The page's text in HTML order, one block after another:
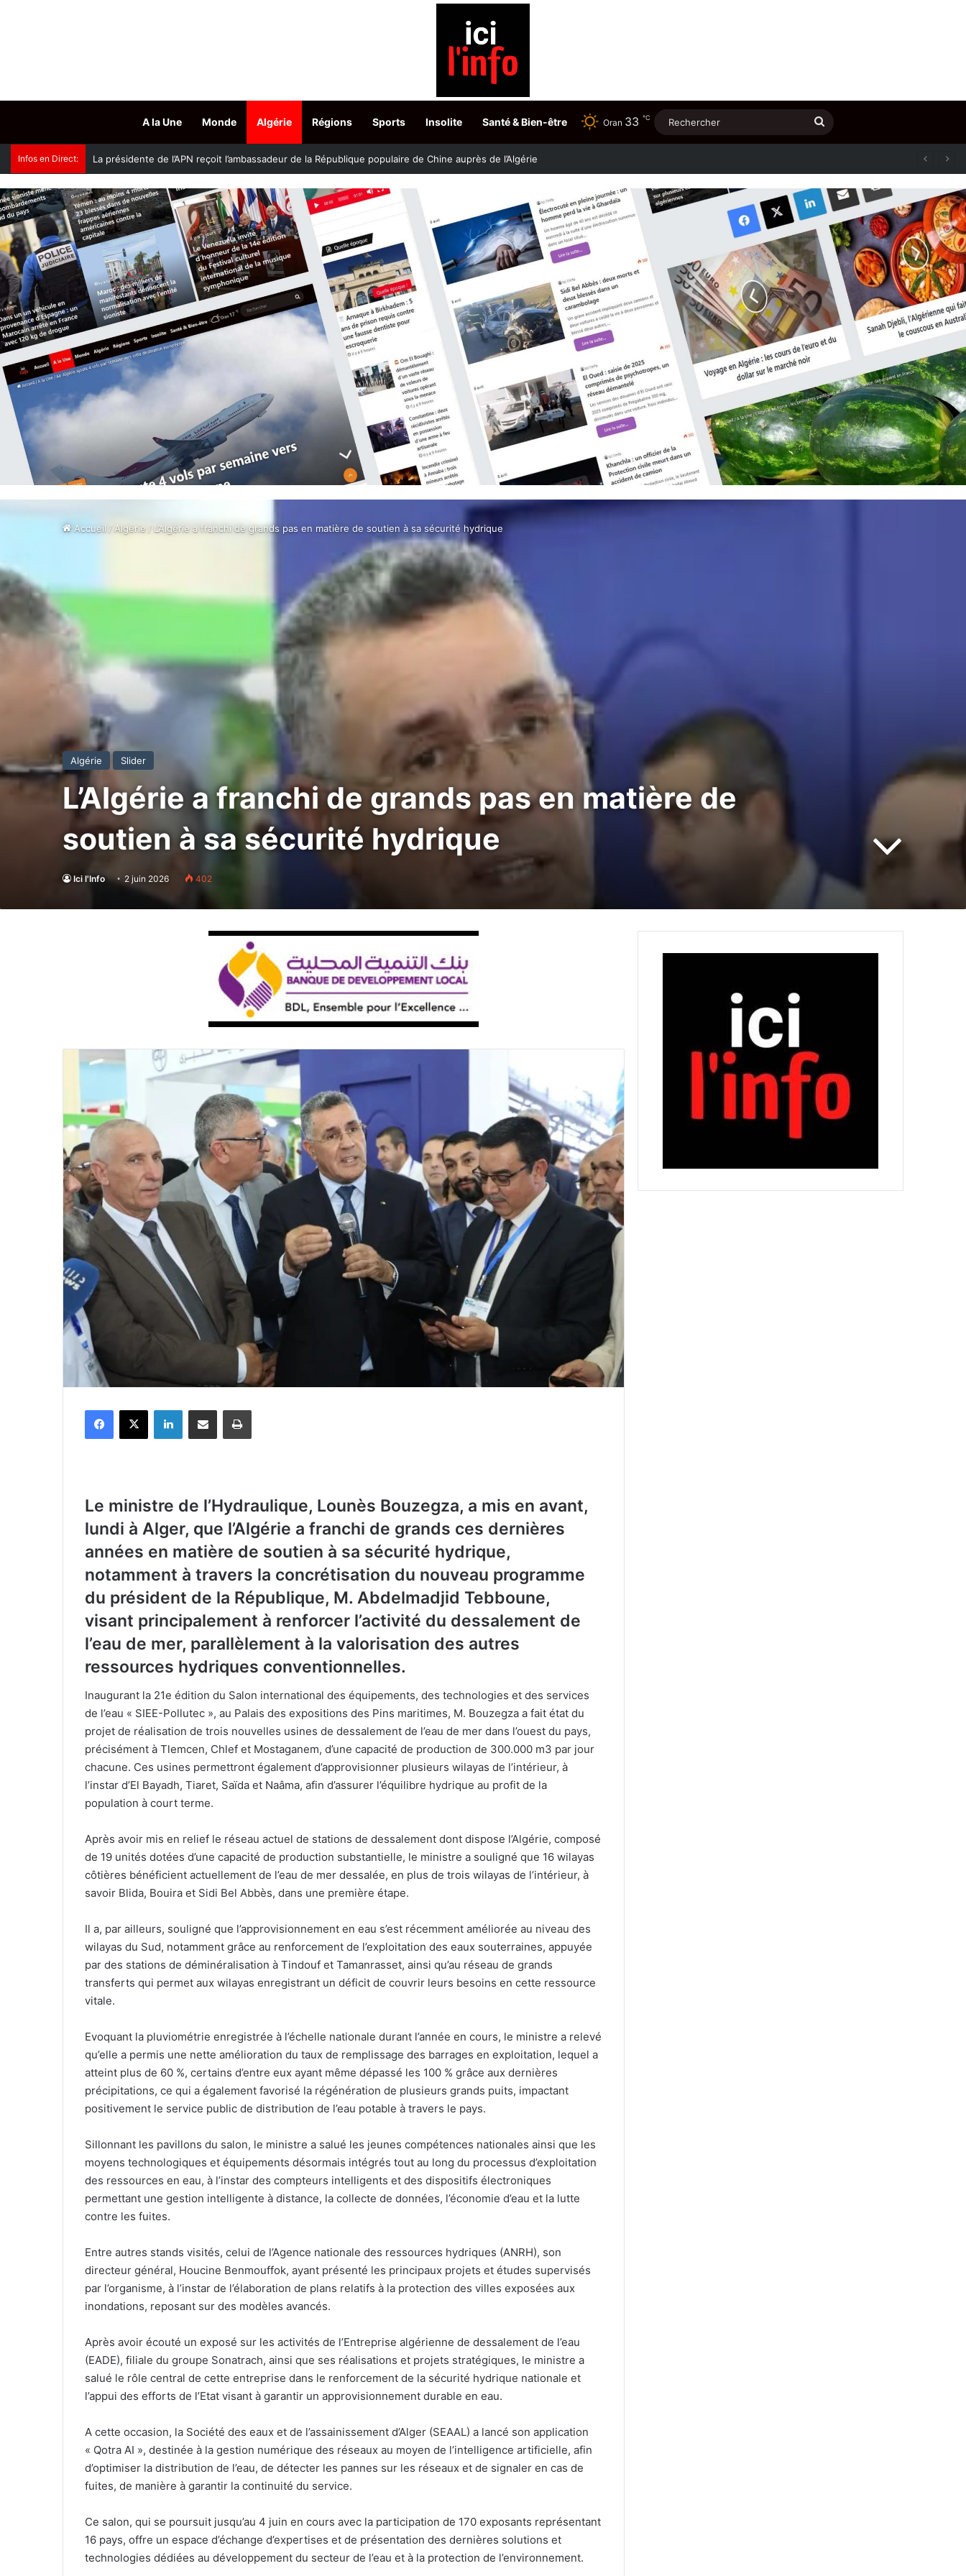
A la Une Monde Algérie Régions Sports Insolite Santé & Bien-être Oran 33 ℃ Rechercher
Infos en Direct: Accès aux grades hospitalo-universitaires : le ministère fixe les dates du choix des postes
Accueil / Algérie/L’Algérie a franchi de grands pas en matière de soutien à sa sécurité hydrique
Algérie Slider
L’Algérie a franchi de grands pas en matière de
soutien à sa sécurité hydrique
Ici l'Info 2 juin 2026 402
Le ministre de l’Hydraulique, Lounès Bouzegza, a mis en avant,
lundi à Alger, que l’Algérie a franchi de grands ces dernières
années en matière de soutien à sa sécurité hydrique,
notamment à travers la concrétisation du nouveau programme
du président de la République, M. Abdelmadjid Tebboune,
visant principalement à renforcer l’activité du dessalement de
l’eau de mer, parallèlement à la valorisation des autres
ressources hydriques conventionnelles.
Inaugurant la 21e édition du Salon international des équipements, des technologies et des services
de l’eau « SIEE-Pollutec », au Palais des expositions des Pins maritimes, M. Bouzegza a fait état du
projet de réalisation de trois nouvelles usines de dessalement de l’eau de mer dans l’ouest du pays,
précisément à Tlemcen, Chlef et Mostaganem, d’une capacité de production de 300.000 m3 par jour
chacune. Ces usines permettront également d’approvisionner plusieurs wilayas de l’intérieur, à
l’instar d’El Bayadh, Tiaret, Saïda et Naâma, afin d’assurer l’équilibre hydrique au profit de la
population à court terme.
Après avoir mis en relief le réseau actuel de stations de dessalement dont dispose l’Algérie, composé
de 19 unités dotées d’une capacité de production substantielle, le ministre a souligné que 16 wilayas
côtières bénéficient actuellement de l’eau de mer dessalée, en plus de trois wilayas de l’intérieur, à
savoir Blida, Bouira et Sidi Bel Abbès, dans une première étape.
Il a, par ailleurs, souligné que l’approvisionnement en eau s’est récemment améliorée au niveau des
wilayas du Sud, notamment grâce au renforcement de l’exploitation des eaux souterraines, appuyée
par des stations de déminéralisation à Tindouf et Tamanrasset, ainsi qu’au réseau de grands
transferts qui permet aux wilayas enregistrant un déficit de couvrir leurs besoins en cette ressource
vitale.
Evoquant la pluviométrie enregistrée à l’échelle nationale durant l’année en cours, le ministre a relevé
qu’elle a permis une nette amélioration du taux de remplissage des barrages en exploitation, lequel a
atteint plus de 60 %, certains d’entre eux ayant même dépassé les 100 % grâce aux dernières
précipitations, ce qui a également favorisé la régénération de plusieurs grands puits, impactant
positivement le service public de distribution de l’eau potable à travers le pays.
Sillonnant les pavillons du salon, le ministre a salué les jeunes compétences nationales ainsi que les
moyens technologiques et équipements désormais intégrés tout au long du processus d’exploitation
des ressources en eau, à l’instar des compteurs intelligents et des dispositifs électroniques
permettant une gestion intelligente à distance, la collecte de données, l’économie d’eau et la lutte
contre les fuites.
Entre autres stands visités, celui de l’Agence nationale des ressources hydriques (ANRH), son
directeur général, Houcine Benmouffok, ayant présenté les principaux projets et études supervisés
par l’organisme, à l’instar de l’élaboration de plans relatifs à la protection des villes exposées aux
inondations, reposant sur des modèles avancés.
Après avoir écouté un exposé sur les activités de l’Entreprise algérienne de dessalement de l’eau
(EADE), filiale du groupe Sonatrach, ainsi que ses réalisations et projets stratégiques, le ministre a
salué le rôle central de cette entreprise dans le renforcement de la sécurité hydrique nationale et
l’appui des efforts de l’Etat visant à garantir un approvisionnement durable en eau.
A cette occasion, la Société des eaux et de l’assainissement d’Alger (SEAAL) a lancé son application
« Qotra AI », destinée à la gestion numérique des réseaux au moyen de l’intelligence artificielle, afin
d’optimiser la distribution de l’eau, de détecter les pannes sur les réseaux et de signaler en cas de
fuites, de manière à garantir la continuité du service.
Ce salon, qui se poursuit jusqu’au 4 juin en cours avec la participation de 170 exposants représentant
16 pays, offre un espace d’échange d’expertises et de présentation des dernières solutions et
technologies dédiées au développement du secteur de l’eau et à la protection de l’environnement.
Mehdi Tahrat met un terme à sa
carrière professionnelle
le CRB fixés sur leurs adversaires
potentiels
Ligue des champions d’Afrique : le MC
La JS Kabylie inaugure un centre de
formation au nom de Hannachi pour